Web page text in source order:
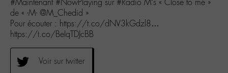
#Maintenant #NowPlaying sur #Radio M’s « Close to me »
de « -M- @M_Chedid »
Pour écouter : https://t.co/dNV3kGdzl8…
https://t.co/BeIqTDJcBB
Voir sur twitter